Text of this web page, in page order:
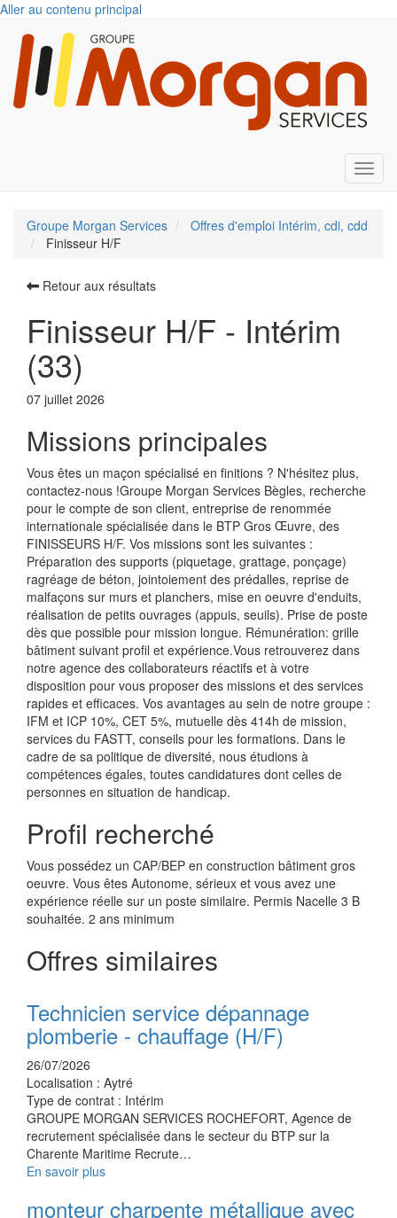
Aller au contenu principal
Groupe Morgan Services
Offres d'emploi Intérim, cdi, cdd
Finisseur H/F
Retour aux résultats
Finisseur H/F - Intérim
(33)
07 juillet 2026
Missions principales
Vous êtes un maçon spécialisé en finitions ? N'hésitez plus,
contactez-nous !Groupe Morgan Services Bègles, recherche
pour le compte de son client, entreprise de renommée
internationale spécialisée dans le BTP Gros Œuvre, des
FINISSEURS H/F. Vos missions sont les suivantes :
Préparation des supports (piquetage, grattage, ponçage)
ragréage de béton, jointoiement des prédalles, reprise de
malfaçons sur murs et planchers, mise en oeuvre d'enduits,
réalisation de petits ouvrages (appuis, seuils). Prise de poste
dès que possible pour mission longue. Rémunération: grille
bâtiment suivant profil et expérience.Vous retrouverez dans
notre agence des collaborateurs réactifs et à votre
disposition pour vous proposer des missions et des services
rapides et efficaces. Vos avantages au sein de notre groupe :
IFM et ICP 10%, CET 5%, mutuelle dès 414h de mission,
services du FASTT, conseils pour les formations. Dans le
cadre de sa politique de diversité, nous étudions à
compétences égales, toutes candidatures dont celles de
personnes en situation de handicap.
Profil recherché
Vous possédez un CAP/BEP en construction bâtiment gros
oeuvre. Vous êtes Autonome, sérieux et vous avez une
expérience réelle sur un poste similaire. Permis Nacelle 3 B
souhaitée. 2 ans minimum
Offres similaires
Technicien service dépannage
plomberie - chauffage (H/F)
26/07/2026
Localisation : Aytré
Type de contrat : Intérim
GROUPE MORGAN SERVICES ROCHEFORT, Agence de
recrutement spécialisée dans le secteur du BTP sur la
Charente Maritime Recrute…
En savoir plus
monteur charpente métallique avec